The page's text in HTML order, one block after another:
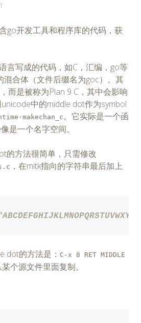
go开发工具和程序库的代码，获
言写成的代码，如C，汇编，go等
混合体（文件后缀名为goc）。其
而是被称为Plan 9 C，其中会影响
中的middle dot作为symbol
。它实际是一个函
是一个名字空间。
的方法很简单，只需修改
，在mitk指向的字符串最后加上
dot的方法是： C-x 8 RET MIDDLE
个源文件里面复制。